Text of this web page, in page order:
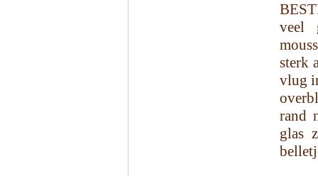
veel
sterk
vlug
rand
glas